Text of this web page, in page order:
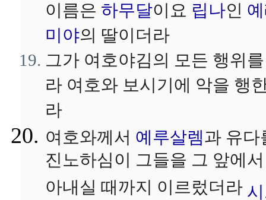
이름은 하무달이요 립나인
미야의 딸이더라
그가 여호야김의 모든 행위
라 여호와 보시기에 악을 행
라
여호와께서 예루살렘과 유다
진노하심이 그들을 그 앞에
아내실 때까지 이르렀더라